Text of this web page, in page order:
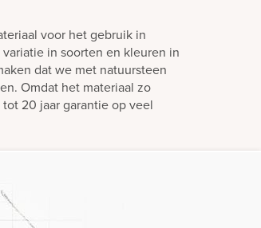
voor het gebruik in
in soorten en kleuren in
dat we met natuursteen
Omdat het materiaal zo
20 jaar garantie op veel